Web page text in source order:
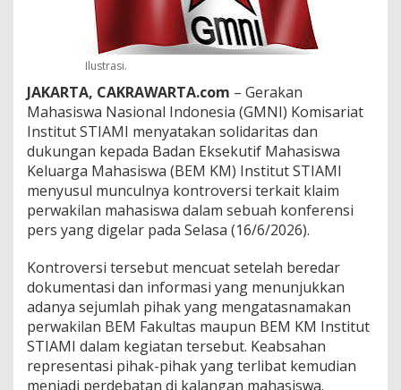
a
l
a
n
M
a
h
a
s
i
w
a
,
G
M
I
S
Ilustrasi.
JAKARTA, CAKRAWARTA.com – Gerakan
Mahasiswa Nasional Indonesia (GMNI) Komisariat
Institut STIAMI menyatakan solidaritas dan
dukungan kepada Badan Eksekutif Mahasiswa
Keluarga Mahasiswa (BEM KM) Institut STIAMI
menyusul munculnya kontroversi terkait klaim
perwakilan mahasiswa dalam sebuah konferensi
pers yang digelar pada Selasa (16/6/2026).
Kontroversi tersebut mencuat setelah beredar
dokumentasi dan informasi yang menunjukkan
adanya sejumlah pihak yang mengatasnamakan
perwakilan BEM Fakultas maupun BEM KM Institut
STIAMI dalam kegiatan tersebut. Keabsahan
representasi pihak-pihak yang terlibat kemudian
menjadi perdebatan di kalangan mahasiswa.